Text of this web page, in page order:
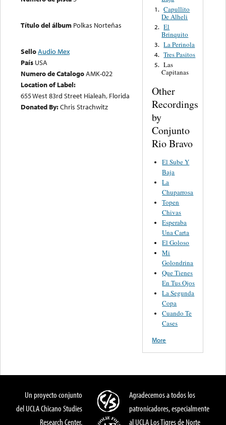
Título del álbum Polkas Norteñas
SelloAudio Mex
País USA
Numero de CatalogoAMK-022
Location of Label:
655 West 83rd Street Hialeah, Florida
Donated By:Chris Strachwitz
1. Capullito
De Alheli
2. El
Brinquito
3. La Perinola
4. Tres Pasitos
5. Las
Capitanas
Other
Recordings
by
Conjunto
Rio Bravo
El Sube Y
Baja
La
Chuparrosa
Topen
Chivas
Esperaba
Una Carta
El Goloso
Mi
Golondrina
Que Tienes
En Tus Ojos
La Segunda
Copa
Cuando Te
Cases
More
Un proyecto conjunto
del UCLA Chicano Studies
Research Center,
Agradecemos a todos los
patronicadores, especialmente
al UCLA Los Tigres de Norte